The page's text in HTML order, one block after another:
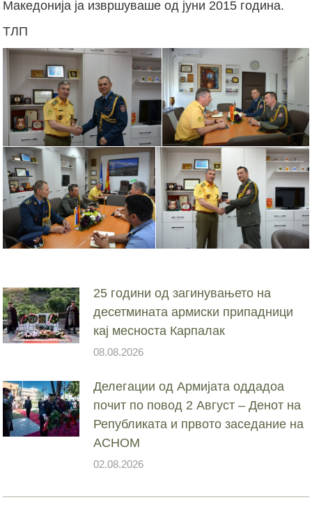
Македонија ја извршуваше од јуни 2015 година.
ТЛП
25 години од загинувањето на
десетмината армиски припадници
кај месноста Карпалак
08.08.2026
Делегации од Армијата оддадоа
почит по повод 2 Август – Денот на
Републиката и првото заседание на
АСНОМ
02.08.2026